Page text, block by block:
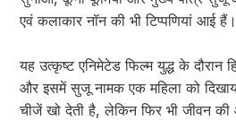
एवं कलाकार नॉन की भी टिप्पणियां आई हैं।
यह उत्कृष्ट एनिमेटेड फिल्म युद्ध के दौरान
और इसमें सुजू नामक एक महिला को
चीजें खो देती है, लेकिन फिर भी जीवन